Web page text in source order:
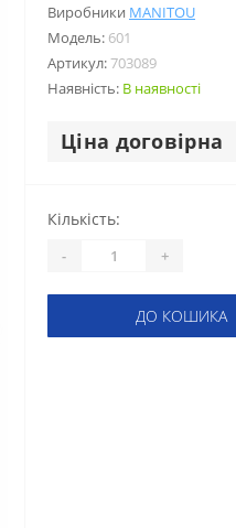
Виробники MANITOU
Модель: 601
Артикул:703089
Наявність: В наявності
Ціна договірна
Кількість:
- +
ДО КОШИКА